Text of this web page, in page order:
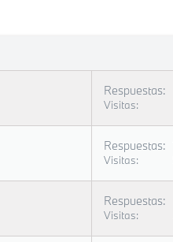
Respuestas
Visitas
Respuestas
Visitas
Respuestas
Visitas